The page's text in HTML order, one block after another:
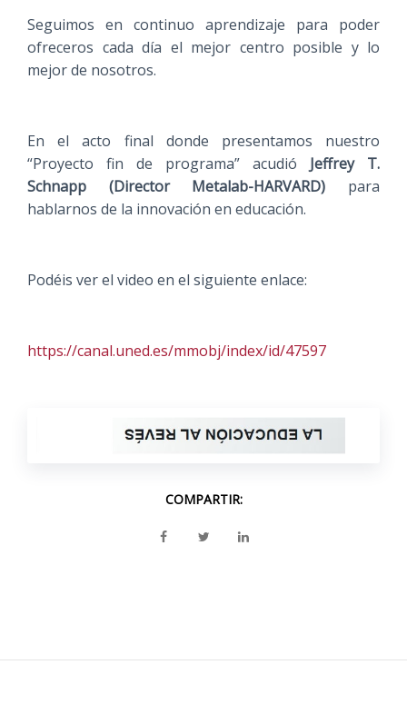
Seguimos en continuo aprendizaje para poder
ofreceros cada día el mejor centro posible y lo
mejor de nosotros.
En el acto final donde presentamos nuestro
“Proyecto fin de programa” acudió Jeffrey T.
Schnapp (Director Metalab-HARVARD) para
hablarnos de la innovación en educación.
Podéis ver el video en el siguiente enlace:
https://canal.uned.es/mmobj/index/id/47597
COMPARTIR: